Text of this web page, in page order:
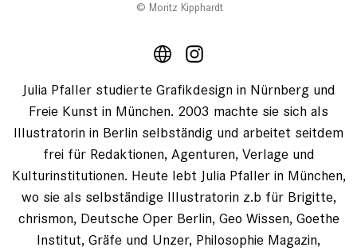
Moritz Kipphardt
Julia Pfaller studierte Grafikdesign in Nürnberg und
Freie Kunst in München. 2003 machte sie sich als
Illustratorin in Berlin selbständig und arbeitet seitdem
frei für Redaktionen, Agenturen, Verlage und
Kulturinstitutionen. Heute lebt Julia Pfaller in München,
wo sie als selbständige Illustratorin z.b für Brigitte,
chrismon, Deutsche Oper Berlin, Geo Wissen, Goethe
Institut, Gräfe und Unzer, Philosophie Magazin,